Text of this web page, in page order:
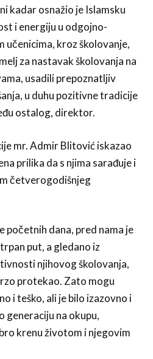
kadar osnažio je Islamsku
i energiju u odgojno-
učenicima, kroz školovanje,
za nastavak školovanja na
usadili prepoznatljiv
u duhu pozitivne tradicije
ostalog, direktor.
mr. Admir Blitović iskazao
prilika da s njima sarađuje i
četverogodišnjeg
početnih dana, pred nama je
put, a gledano iz
njihovog školovanja,
protekao. Zato mogu
i teško, ali je bilo izazovno i
generaciju na okupu,
krenu životom i njegovim